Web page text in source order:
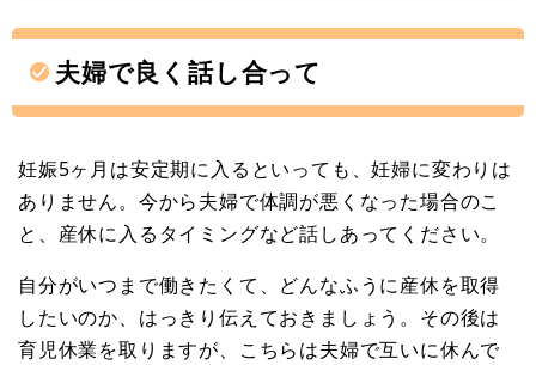
夫婦で良く話し合って
妊娠5ヶ月は安定期に入るといっても、妊婦に変わりは
ありません。今から夫婦で体調が悪くなった場合のこ
と、産休に入るタイミングなど話しあってください。
自分がいつまで働きたくて、どんなふうに産休を取得
したいのか、はっきり伝えておきましょう。その後は
育児休業を取りますが、こちらは夫婦で互いに休んで